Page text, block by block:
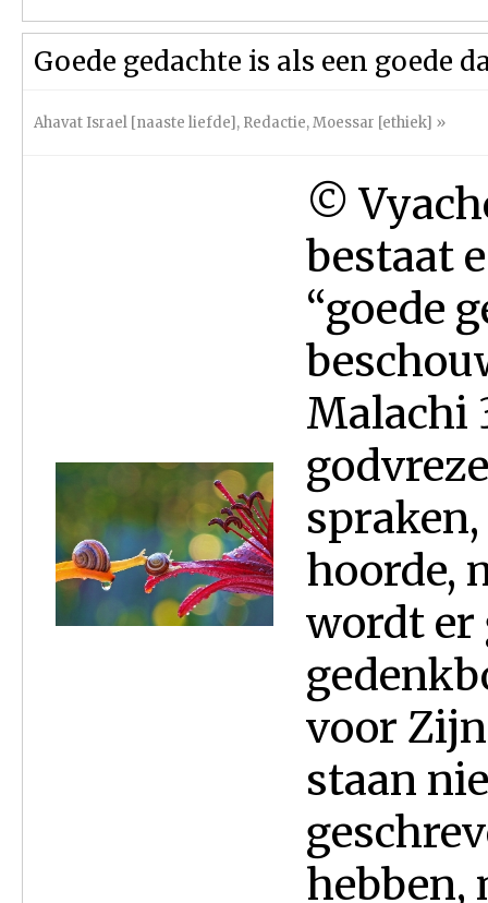
Goede gedachte is als een goede
Ahavat Israel [naaste liefde], Redactie,Moessar [ethiek] »
©
bestaat
“goede
Malachi
hoorde,
wordt er
voor
staan
hebben,